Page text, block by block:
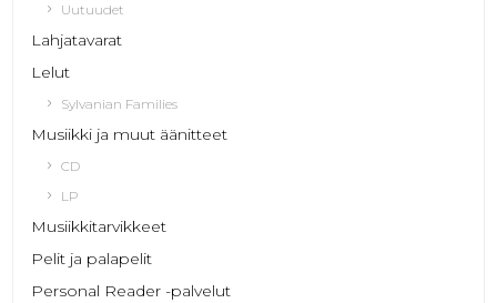
Uutuudet
Lahjatavarat
Lelut
Sylvanian Families
Musiikki ja muut äänitteet
CD
LP
Musiikkitarvikkeet
Pelit ja palapelit
Personal Reader -palvelut